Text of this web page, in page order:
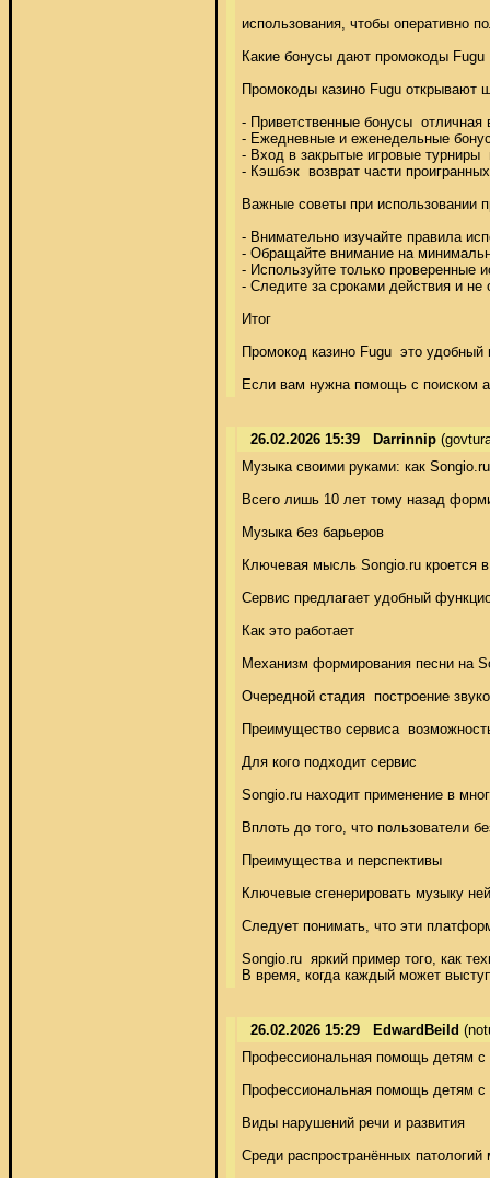
использования, чтобы оперативно
Какие бонусы дают промокоды Fugu
Промокоды казино Fugu открывают
- Приветственные бонусы
- Ежедневные и еженедельные
- Вход в закрытые игровые турниры
- Кэшбэк  возврат части
Важные советы при использовании
- Внимательно изучайте правила
- Обращайте внимание на
- Используйте только проверенные
- Следите за сроками действия и
Итог
Промокод казино Fugu  это
Если вам нужна помощь с поиском
26.02.2026 15:39 Darrinnip
Музыка своими руками: как
Всего лишь 10 лет тому назад
Музыка без барьеров
Ключевая мысль Songio.ru кроется
Сервис предлагает удобный
Как это работает
Механизм формирования песни на
Очередной стадия  построение
Преимущество сервиса
Для кого подходит сервис
Songio.ru находит применение в
Вплоть до того, что пользователи
Преимущества и перспективы
Ключевые сгенерировать музыку
Следует понимать, что эти
Songio.ru  яркий пример того, как
В время, когда каждый может
26.02.2026 15:29 EdwardBeild
Профессиональная помощь детям
Профессиональная помощь детям с
Виды нарушений речи и развития
Среди распространённых